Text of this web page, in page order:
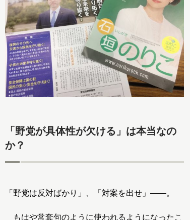
「野党が具体性が欠ける」は本当なの
か？
「野党は反対ばかり」、「対案を出せ」――。
もはや常套句のように使われるようになったこ